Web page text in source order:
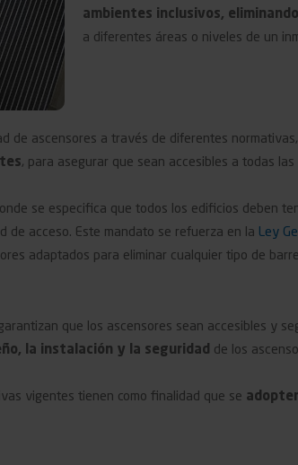
ambientes inclusivos,
a diferentes áreas o niveles de un
de ascensores a través de diferentes
, para asegurar que sean accesibles a todas
se especifica que todos los edificios deben
de acceso. Este mandato se refuerza en la Ley
adaptados para eliminar cualquier tipo de
que los ascensores sean accesibles y
la instalación y la seguridad de los
vigentes tienen como finalidad que se